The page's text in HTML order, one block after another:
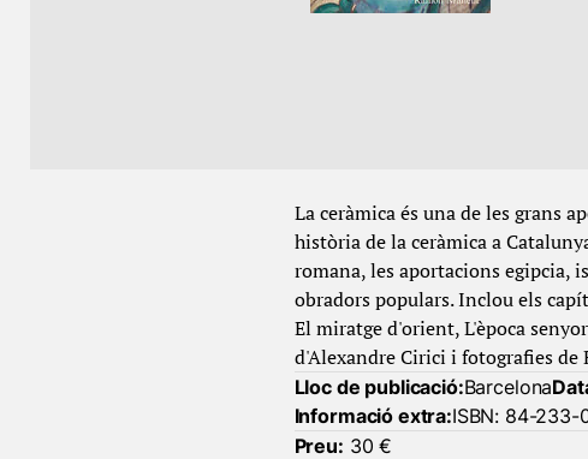
La ceràmica és una de les grans
història de la ceràmica a
romana, les aportacions egipcia,
obradors populars. Inclou els
El miratge d'orient, L'època
d'Alexandre Cirici i fotografies de
Lloc de publicació:Barcelona
Informació extra:ISBN: 84-233-
Preu: 30 €